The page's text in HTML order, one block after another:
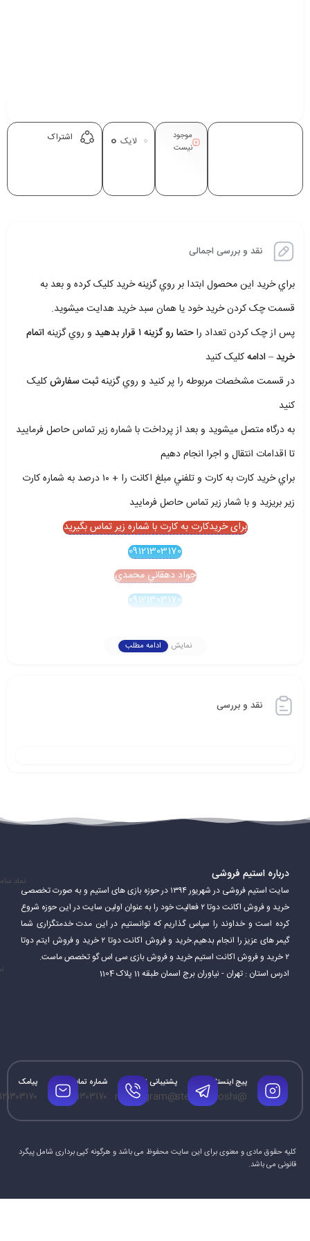
موجود
نیست
لایک 0 اشتراک
نقد و بررسی اجمالی
براي خريد اين محصول ابتدا بر روي گزينه خريد کليک کرده و بعد به
قسمت چک کردن خريد خود يا همان سبد خريد هدايت ميشويد.
پس از چک کردن تعداد راحتما رو گزينه ۱ قرار بدهيد و روي گزينهاتمام
خريد – ادامهکليک کنيد
در قسمت مشخصات مربوطه را پر کنيد و روي گزينهثبت سفارشکليک
کنيد
به درگاه متصل ميشويد و بعد از پرداخت با شماره زير تماس حاصل فرماييد
تا اقدامات انتقال و اجرا انجام دهيم
براي خريد کارت به کارت و تلفني مبلغ اکانت را + ۱۰ درصد به شماره کارت
زير بريزيد و با شمار زير تماس حاصل فرماييد
برای خریدکارت به کارت با شماره زیر تماس بگیرید
09121303170
جواد دهقاني محمدي
09121303170
نمایش ادامه مطلب
نقد و بررسی
درباره استیم فروشی
سایت استیم فروشی در شهریور ۱۳۹۴ در حوزه بازی های استیم و به صورت تخصصی
خرید و فروش اکانت دوتا ۲ فعالیت خود را به عنوان اولین سایت در این حوزه شروع
کرده است و خداوند را سپاس گذاریم که توانستیم در این مدت خدمتگزاری شما
گیمر های عزیز را انجام بدهیم.خرید و فروش اکانت دوتا ۲ خرید و فروش ایتم دوتا
۲ خرید و فروش اکانت استیم خرید و فروش بازی سی اس گو تخصص ماست.
ادرس استان : تهران - نیاوران برج اسمان طبقه 11 پلاک 1104
نماد
پیج اینستاگرام
@steamforoshi
پشتیبانی تلگرام
@mrtelegram
شماره تماس
۰۹۱۲۱۳۰۳۱۷۰
پیامک
کلیه حقوق مادی و معنوی برای این سایت محفوظ می باشد و هرگونه کپی برداری شامل پیگرد
قانونی می باشد.